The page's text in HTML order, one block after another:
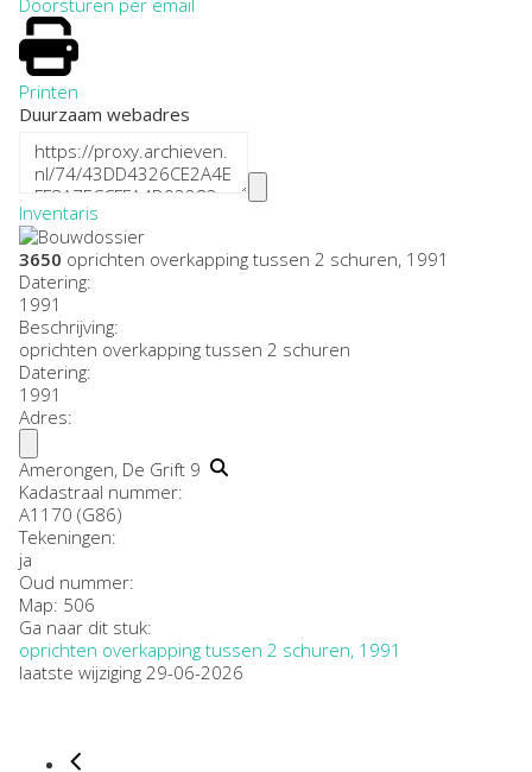
Printen
Duurzaam webadres
Inventaris
3650 oprichten overkapping tussen 2 schuren, 1991
Datering:
1991
Beschrijving:
oprichten overkapping tussen 2 schuren
Datering:
1991
Adres:
Amerongen, De Grift 9
Kadastraal nummer:
A1170 (G86)
Tekeningen:
ja
Oud nummer:
Map: 506
Ga naar dit stuk:
oprichten overkapping tussen 2 schuren, 1991
laatste wijziging 29-06-2026